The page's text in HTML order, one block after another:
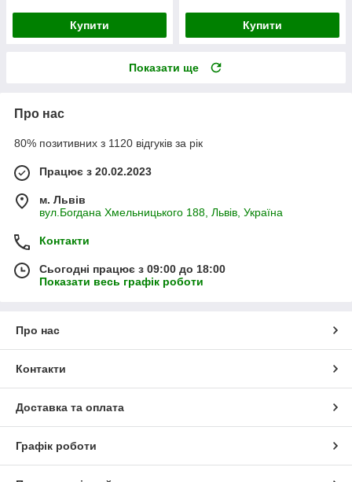
Купити Купити
Показати ще
Про нас
80% позитивних з 1120 відгуків за рік
Працює з 20.02.2023
м. Львів
вул.Богдана Хмельницького 188, Львів, Україна
Контакти
Сьогодні працює з 09:00 до 18:00
Показати весь графік роботи
Про нас
Контакти
Доставка та оплата
Графік роботи